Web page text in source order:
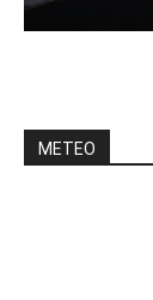
METEO